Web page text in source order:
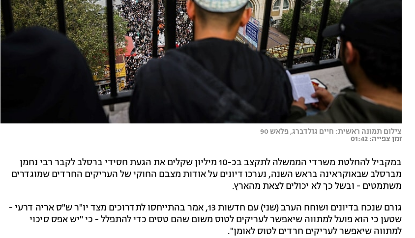
צילום תמונה ראשית: חיים גולדברג, פלאש 90
זמן צפייה: 01:42
במקביל להחלטת משרדי הממשלה לתקצב בכ-10 מיליון שקלים את הגעת חסידי ברסלב לקבר רבי נחמן
מברסלב שבאוקראינה בראש השנה, נערכו דיונים על אודות מצבם החוקי של העריקים החרדים שמוגדרים
משתמטים - ובשל כך לא יכולים לצאת מהארץ.
גורם שנכח בדיונים ושוחח הערב (שני) עם חדשות 13, אמר בהתייחסו לתדרוכים מצד יו"ר ש"ס אריה דרעי -
שטען כי הוא פועל למתווה שיאפשר לעריקים לטוס משום שהם טסים כדי להתפלל - כי "יש אפס סיכוי
למתווה שיאפשר לעריקים חרדים לטוס לאומן".